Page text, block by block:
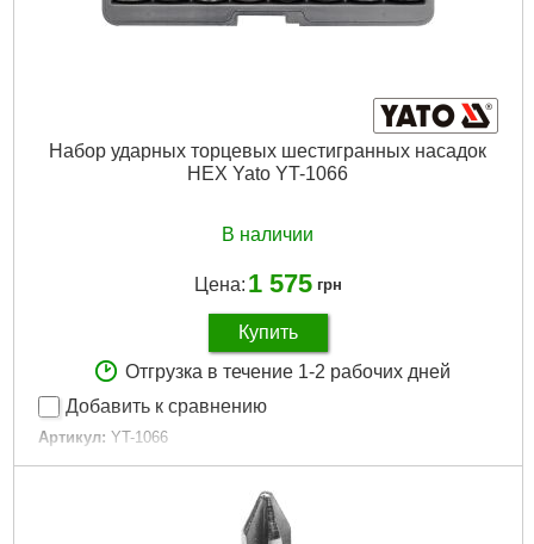
Набор ударных торцевых шестигранных насадок
HEX Yato YT-1066
В наличии
Цена: 1 575 грн
Купить
Отгрузка в течение 1-2 рабочих дней
Добавить к сравнению
Артикул: YT-1066
Код товара: 15.96.35
8 шт.